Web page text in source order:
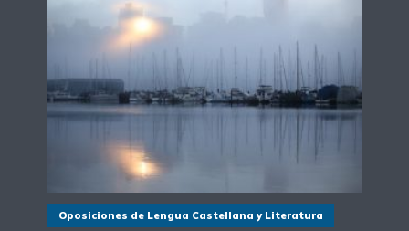
Oposiciones de Lengua Castellana y Literatura